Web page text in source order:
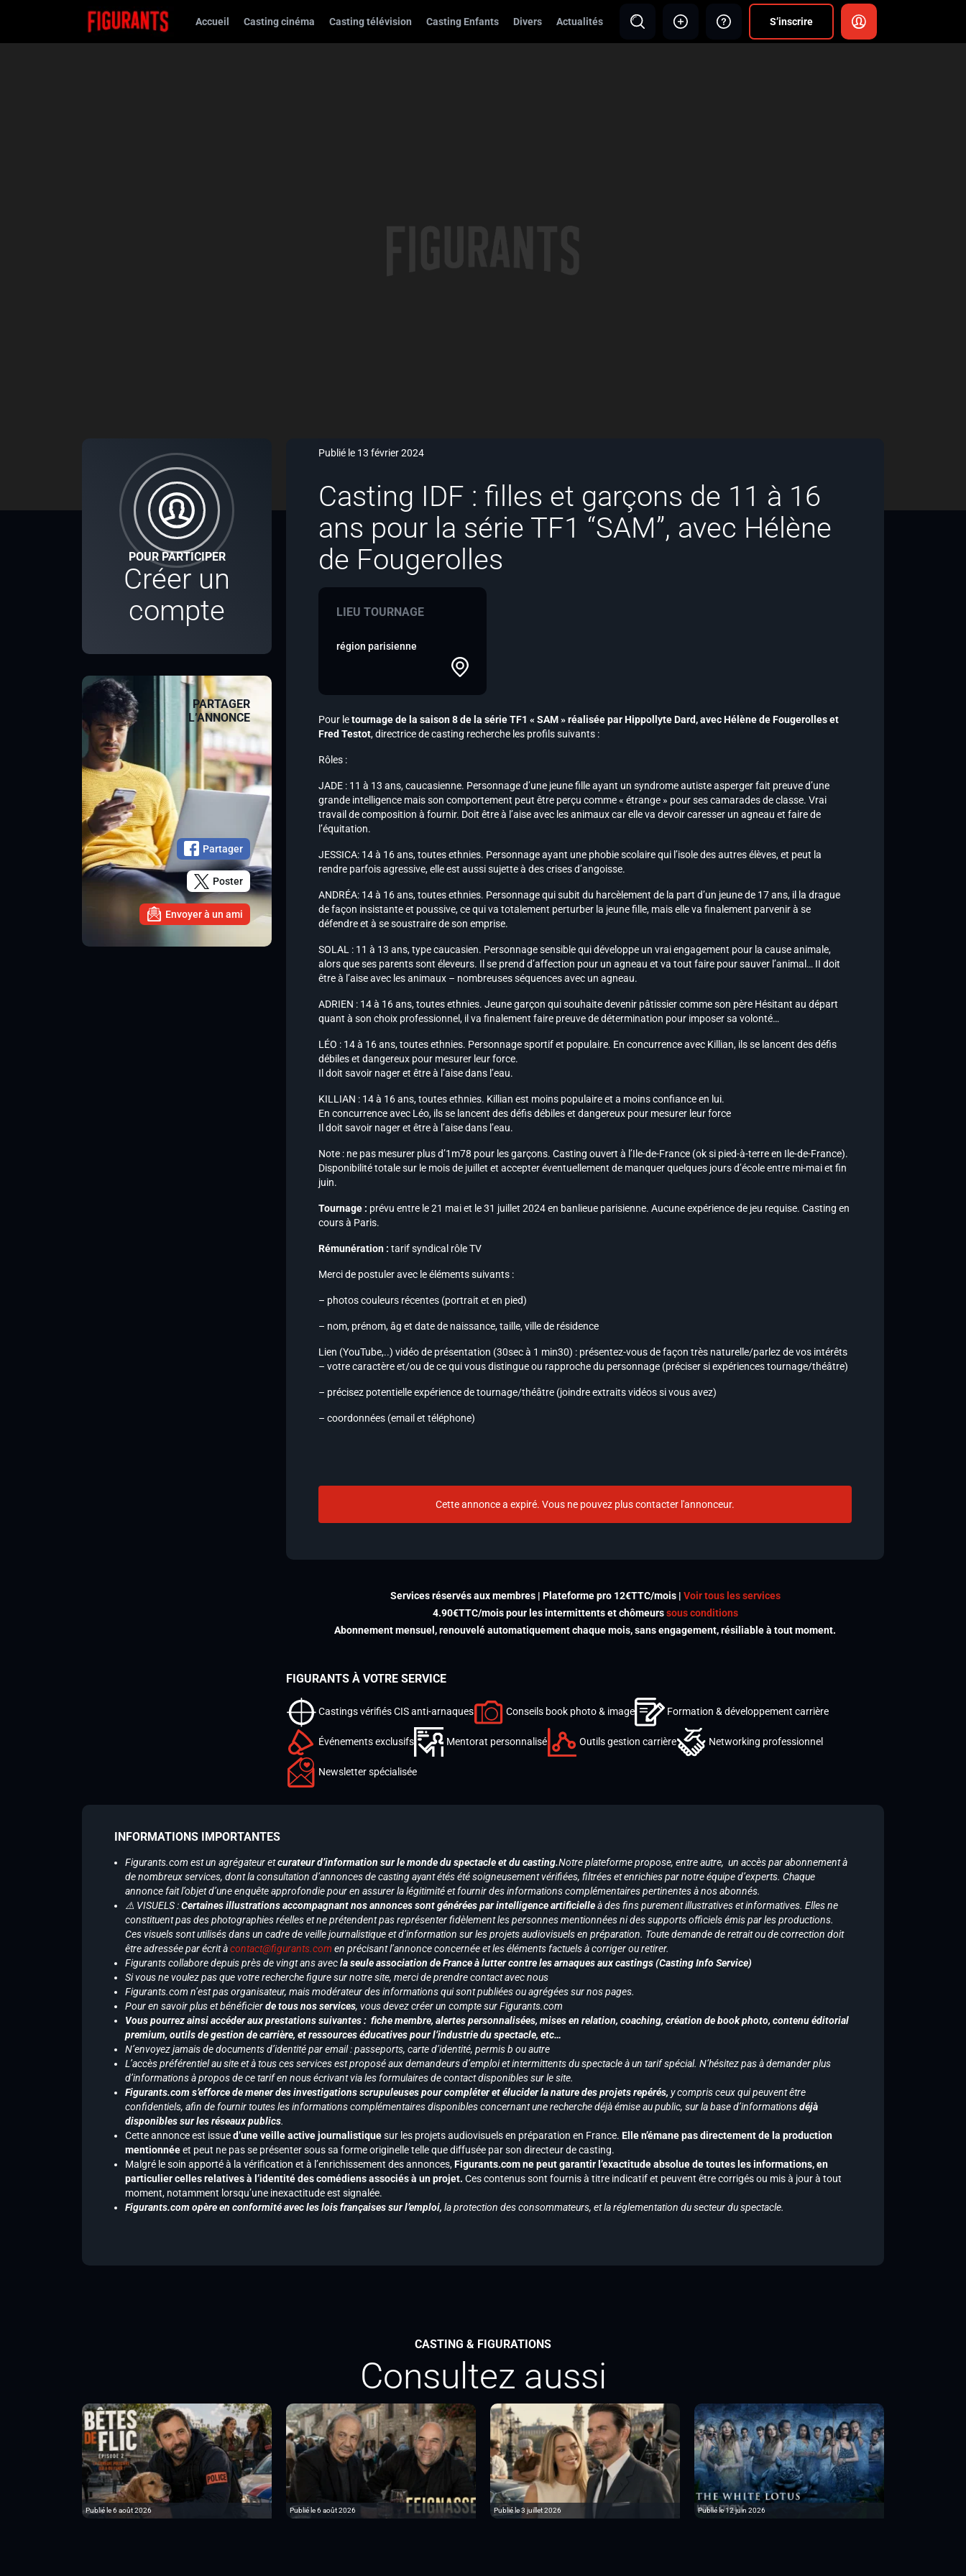
Accueil Casting cinéma Casting télévision Casting Enfants Divers Actualités S’inscrire
POUR PARTICIPER
Créer un
compte
PARTAGER
L’ANNONCE
Partager
Poster
Envoyer à un ami
Publié le 13 février 2024
Casting IDF : filles et garçons de 11 à 16
ans pour la série TF1 “SAM”, avec Hélène
de Fougerolles
LIEU TOURNAGE
région parisienne
Pour letournage de la saison 8 de la série TF1 « SAM » réalisée par Hippollyte Dard,avec Hélène de Fougerolles et
Fred Testot, directrice de casting recherche les profils suivants :
Rôles :
JADE : 11 à 13 ans, caucasienne. Personnage d’une jeune fille ayant un syndrome autiste asperger fait preuve d’une
grande intelligence mais son comportement peut être perçu comme « étrange » pour ses camarades de classe. Vrai
travail de composition à fournir. Doit être à l’aise avec les animaux car elle va devoir caresser un agneau et faire de
l’équitation.
JESSICA: 14 à 16 ans, toutes ethnies. Personnage ayant une phobie scolaire qui l’isole des autres élèves, et peut la
rendre parfois agressive, elle est aussi sujette à des crises d’angoisse.
ANDRÉA: 14 à 16 ans, toutes ethnies. Personnage qui subit du harcèlement de la part d’un jeune de 17 ans, il la drague
de façon insistante et poussive, ce qui va totalement perturber la jeune fille, mais elle va finalement parvenir à se
défendre et à se soustraire de son emprise.
SOLAL : 11 à 13 ans, type caucasien. Personnage sensible qui développe un vrai engagement pour la cause animale,
alors que ses parents sont éleveurs. Il se prend d’affection pour un agneau et va tout faire pour sauver l’animal… II doit
être à l’aise avec les animaux – nombreuses séquences avec un agneau.
ADRIEN : 14 à 16 ans, toutes ethnies. Jeune garçon qui souhaite devenir pâtissier comme son père Hésitant au départ
quant à son choix professionnel, il va finalement faire preuve de détermination pour imposer sa volonté…
LÉO : 14 à 16 ans, toutes ethnies. Personnage sportif et populaire. En concurrence avec Killian, ils se lancent des défis
débiles et dangereux pour mesurer leur force.
Il doit savoir nager et être à l’aise dans l’eau.
KILLIAN : 14 à 16 ans, toutes ethnies. Killian est moins populaire et a moins confiance en lui.
En concurrence avec Léo, ils se lancent des défis débiles et dangereux pour mesurer leur force
Il doit savoir nager et être à l’aise dans l’eau.
Note : ne pas mesurer plus d’1m78 pour les garçons. Casting ouvert à l’Ile-de-France (ok si pied-à-terre en Ile-de-France).
Disponibilité totale sur le mois de juillet et accepter éventuellement de manquer quelques jours d’école entre mi-mai et fin
juin.
Tournage : prévu entre le 21 mai et le 31 juillet 2024 en banlieue parisienne. Aucune expérience de jeu requise. Casting en
cours à Paris.
Rémunération : tarif syndical rôle TV
Merci de postuler avec le éléments suivants :
– photos couleurs récentes (portrait et en pied)
– nom, prénom, âg et date de naissance, taille, ville de résidence
Lien (YouTube,..) vidéo de présentation (30sec à 1 min30) : présentez-vous de façon très naturelle/parlez de vos intérêts
– votre caractère et/ou de ce qui vous distingue ou rapproche du personnage (préciser si expériences tournage/théâtre)
– précisez potentielle expérience de tournage/théâtre (joindre extraits vidéos si vous avez)
– coordonnées (email et téléphone)
Cette annonce a expiré. Vous ne pouvez plus contacter l'annonceur.
Services réservés aux membres | Plateforme pro 12€TTC/mois | Voir tous les services
4.90€TTC/mois pour les intermittents et chômeurssous conditions
Abonnement mensuel, renouvelé automatiquement chaque mois, sans engagement, résiliable à tout moment.
FIGURANTS À VOTRE SERVICE
Castings vérifiés CIS anti-arnaques Conseils book photo & image Formation & développement carrière
Événements exclusifs Mentorat personnalisé Outils gestion carrière Networking professionnel
Newsletter spécialisée
INFORMATIONS IMPORTANTES
Figurants.com est un agrégateur etcurateur d’information sur le monde du spectacle et du casting.Notre plateforme propose, entre autre, un accès par abonnement à
de nombreux services, dont la consultation d’annonces de casting ayant étés été soigneusement vérifiées, filtrées et enrichies par notre équipe d’experts. Chaque
annonce fait l’objet d’une enquête approfondie pour en assurer la légitimité et fournir des informations complémentaires pertinentes à nos abonnés.
⚠️ VISUELS :Certaines illustrations accompagnant nos annonces sont générées par intelligence artificielleà des fins purement illustratives et informatives. Elles ne
constituent pas des photographies réelles et ne prétendent pas représenter fidèlement les personnes mentionnées ni des supports officiels émis par les productions.
Ces visuels sont utilisés dans un cadre de veille journalistique et d’information sur les projets audiovisuels en préparation. Toute demande de retrait ou de correction doit
être adressée par écrit àcontact@figurants.com en précisant l’annonce concernée et les éléments factuels à corriger ou retirer.
Figurants collabore depuis près de vingt ans avecla seule association de France à lutter contre les arnaques aux castings (Casting Info Service)
Si vous ne voulez pas que votre recherche figure sur notre site, merci de prendre contact avec nous
Figurants.com n’est pas organisateur, mais modérateur des informations qui sont publiées ou agrégées sur nos pages.
Pour en savoir plus et bénéficierde tous nos services, vous devez créer un compte sur Figurants.com
Vous pourrez ainsi accéder aux prestations suivantes : fiche membre, alertes personnalisées, mises en relation, coaching, création de book photo, contenu éditorial
premium, outils de gestion de carrière, et ressources éducatives pour l’industrie du spectacle, etc…
N’envoyez jamais de documents d’identité par email : passeports, carte d’identité, permis b ou autre
L’accès préférentiel au site et à tous ces services est proposé aux demandeurs d’emploi et intermittents du spectacle à un tarif spécial. N’hésitez pas à demander plus
d’informations à propos de ce tarif en nous écrivant via les formulaires de contact disponibles sur le site.
Figurants.com s’efforce de mener des investigations scrupuleuses pour compléter et élucider la nature des projets repérés, y compris ceux qui peuvent être
confidentiels, afin de fournir toutes les informations complémentaires disponibles concernant une recherche déjà émise au public, sur la base d’informationsdéjà
disponibles sur les réseaux publics.
Cette annonce est issued’une veille active journalistiquesur les projets audiovisuels en préparation en France. Elle n’émane pas directement de la production
mentionnéeet peut ne pas se présenter sous sa forme originelle telle que diffusée par son directeur de casting.
Malgré le soin apporté à la vérification et à l’enrichissement des annonces,Figurants.com ne peut garantir l’exactitude absolue de toutes les informations, en
particulier celles relatives à l’identité des comédiens associés à un projet. Ces contenus sont fournis à titre indicatif et peuvent être corrigés ou mis à jour à tout
moment, notamment lorsqu’une inexactitude est signalée.
Figurants.com opère en conformité avec les lois françaises sur l’emploi, la protection des consommateurs, et la réglementation du secteur du spectacle.
CASTING & FIGURATIONS
Consultez aussi
Publié le 6 août 2026 Publié le 6 août 2026 Publié le 3 juillet 2026 Publié le 12 juin 2026